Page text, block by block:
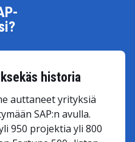
historia
auttaneet yrityksiä
SAP:n avulla.
950 projektia yli 800